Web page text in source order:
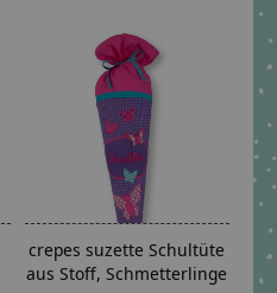
crepes suzette Schultüte
aus Stoff, Schmetterlinge